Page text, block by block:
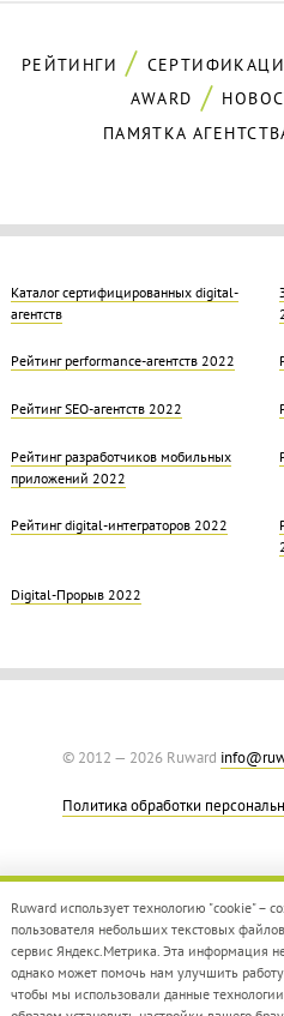
РЕЙТИНГИ
AWARD
ПАМЯТКА
Каталог сертифицированных digital-
агентств
Рейтинг performance-агентств 2022
Рейтинг SEO-агентств 2022
Рейтинг разработчиков мобильных
приложений 2022
Рейтинг digital-интеграторов 2022
Digital-Прорыв 2022
© 2012 — 2026 Ruward
Политика обработки
Дизайн –Red Collar
Создание сайта –Integrate
Ruward использует технологию "cookie" –
пользователя небольших текстовых
сервис Яндекс.Метрика. Эта информация
однако может помочь нам улучшить
чтобы мы использовали данные